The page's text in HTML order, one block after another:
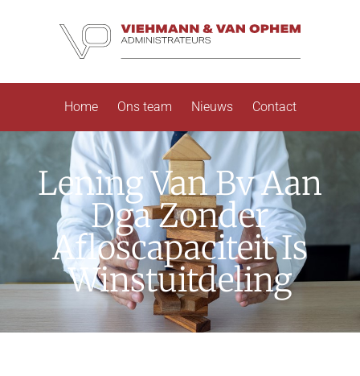
Home Ons team Nieuws Contact
Lening Van Bv Aan
Dga Zonder
Afloscapaciteit Is
Winstuitdeling